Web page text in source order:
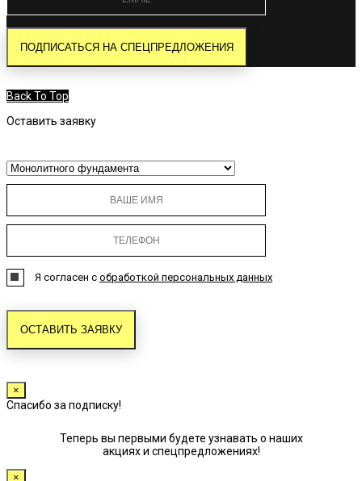
Back To Top
Оставить заявку
Я согласен с обработкой персональных данных
×
Спасибо за подписку!
Теперь вы первыми будете узнавать о наших
акциях и спецпредложениях!
×